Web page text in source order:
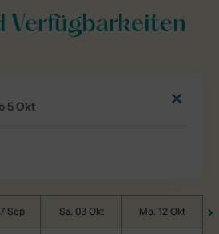
Verfügbarkeiten
Sep Sa. 03 Okt Mo. 12 Okt